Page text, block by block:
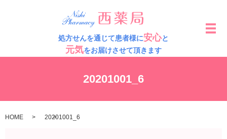
処方せんを通じて患者様に安心と
元気をお届けさせて頂きます
メ
20201001_6
HOME 20201001_6